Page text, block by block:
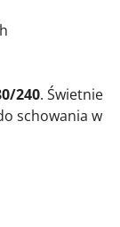
240. Świetnie
schowania w